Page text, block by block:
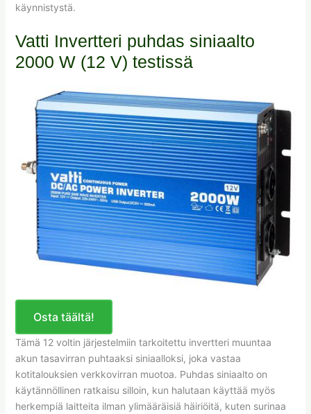
käynnistystä.
Vatti Invertteri puhdas siniaalto
2000 W (12 V) testissä
Osta täältä!
Tämä 12 voltin järjestelmiin tarkoitettu invertteri muuntaa
akun tasavirran puhtaaksi siniaalloksi, joka vastaa
kotitalouksien verkkovirran muotoa. Puhdas siniaalto on
käytännöllinen ratkaisu silloin, kun halutaan käyttää myös
herkempiä laitteita ilman ylimääräisiä häiriöitä, kuten surinaa